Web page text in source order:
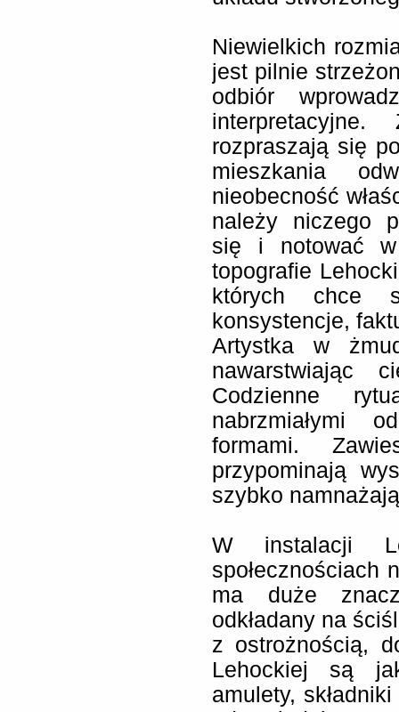
Niewielkich
jest pilnie
odbiór
rozpraszają się
mieszkania
nieobecność
należy niczego
się i notować w
topografie
których chce
konsystencje,
Artystka w
nawarstwiając
Codzienne
nabrzmiałymi
formami.
przypominają
szybko
W instalacji
społecznościach
ma duże
odkładany na
z ostrożnością,
Lehockiej są
amulety,